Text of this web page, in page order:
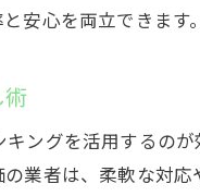
追加料金なし
見積もり無
リサイクル活用
安心を両立できます。
ングを活用するの
業者は、柔軟な対